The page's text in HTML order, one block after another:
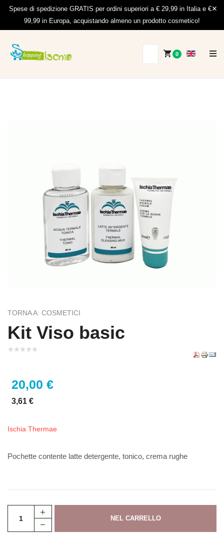
Spese di spedizione GRATIS per ordini superiori a € 29,99 in Italia e €
99,99 in Europa, acquistando almeno un prodotto cosmetico!
0
TORNA A: COSMETICI
Kit Viso basic
20,00 €
3,61 €
Ischia Thermae
Pochette contente latte detergente, tonico, crema rughe